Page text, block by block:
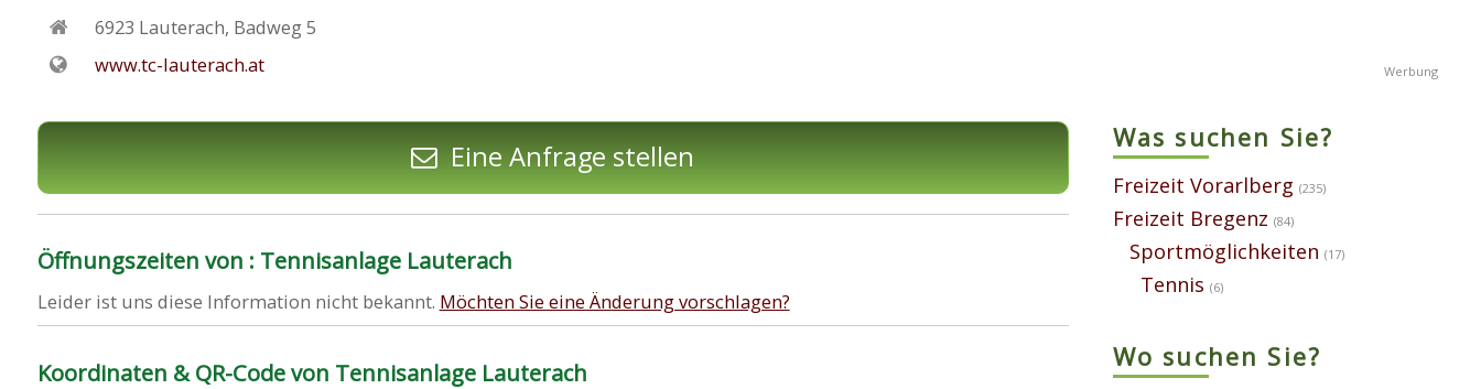
6923 Lauterach, Badweg 5
www.tc-lauterach.at
Eine Anfrage stellen
Öffnungszeiten von : Tennisanlage Lauterach
Leider ist uns diese Information nicht bekannt. Möchten Sie eine Änderung vorschlagen?
Koordinaten & QR-Code von Tennisanlage Lauterach
Was suchen Sie?
Freizeit Vorarlberg (235)
Freizeit Bregenz (84)
Sportmöglichkeiten (17)
Tennis (6)
Wo suchen Sie?